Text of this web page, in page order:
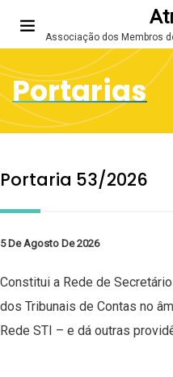
Associação dos Membros
Portarias
Portaria 53/2026
5 De Agosto De 2026
Constitui a Rede de
dos Tribunais de Contas no
Rede STI – e dá outras